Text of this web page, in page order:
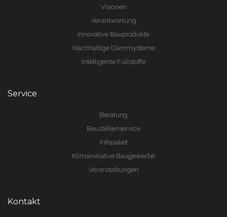
Visionen
Verantwortung
Innovative Bauprodukte
Nachhaltige Dämmysteme
Intelligente Füllstoffe
Service
Beratung
Baustellenservice
Infopaket
Klimainitiative Baugewerbe
Veranstaltungen
Kontakt